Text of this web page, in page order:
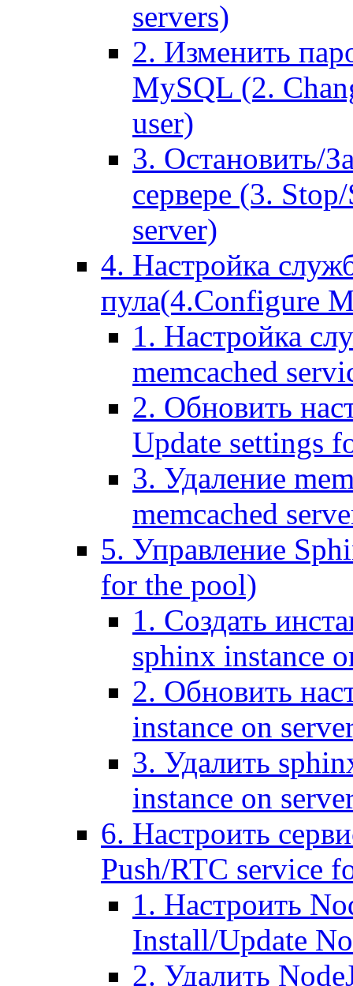
servers)
2. Изменить
MySQL (2.
user)
3. Остановить/
сервере (3.
server)
4. Настройка
пула(4.Configure
1. Настройка
memcached
2. Обновить
Update settings
3. Удаление
memcached
5. Управление
for the pool)
1. Создать
sphinx instance
2. Обновить
instance on
3. Удалить
instance on
6. Настроить
Push/RTC service
1. Настроить
Install/Update
2. Удалить